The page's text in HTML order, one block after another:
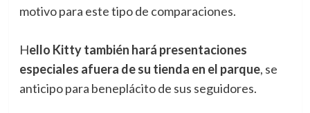
motivo para este tipo de comparaciones.
Hello Kitty también hará presentaciones
especiales afuera de su tienda en el parque, se
anticipo para beneplácito de sus seguidores.